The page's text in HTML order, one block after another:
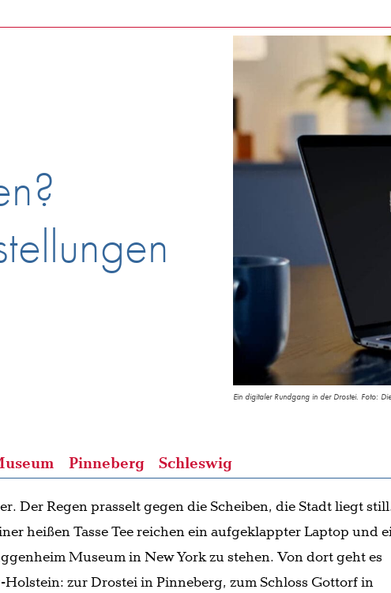
Ein digitaler Rundgang in der Drostei. Foto:
Pinneberg Schleswig
Der Regen prasselt gegen die Scheiben, die Stadt liegt
heißen Tasse Tee reichen ein aufgeklappter Laptop und
Museum in New York zu stehen. Von dort geht es
Holstein: zur Drostei in Pinneberg, zum Schloss Gottorf in